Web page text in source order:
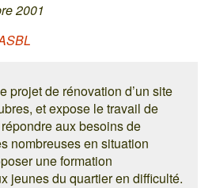
2001
projet de rénovation d’un site
et expose le travail de
aux besoins de
nombreuses en situation
une formation
jeunes du quartier en difficulté.